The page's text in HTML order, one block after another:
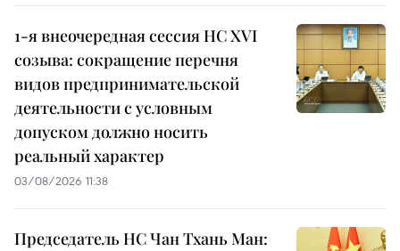
1-я внеочередная сессия НС XVI
созыва: сокращение перечня
видов предпринимательской
деятельности с условным
допуском должно носить
реальный характер
03/08/2026 11:38
Председатель НС Чан Тхань Ман: